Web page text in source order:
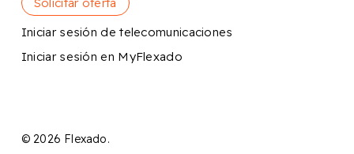
Iniciar sesión de telecomunicaciones
Iniciar sesión en MyFlexado
© 2026 Flexado.